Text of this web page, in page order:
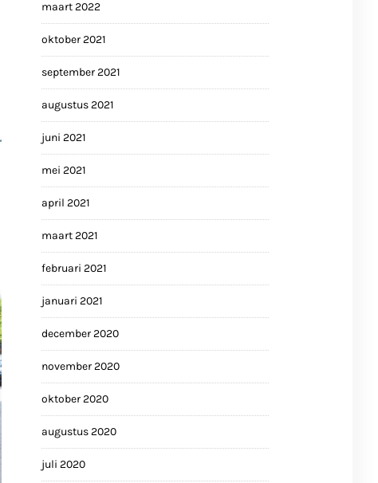
maart 2022
oktober 2021
september 2021
augustus 2021
juni 2021
mei 2021
april 2021
maart 2021
februari 2021
januari 2021
december 2020
november 2020
oktober 2020
augustus 2020
juli 2020